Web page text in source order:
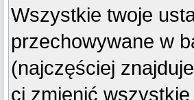
Wszystkie twoje
przechowywane w
(najczęściej
ci zmienić